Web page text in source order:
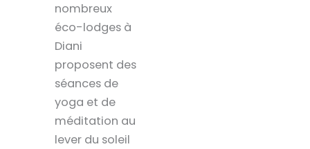
nombreux
éco-lodges à
Diani
proposent des
séances de
yoga et de
méditation au
lever du soleil